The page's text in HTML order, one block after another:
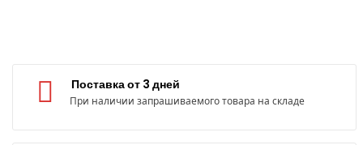
Поставка от 3 дней
При наличии запрашиваемого товара на складе